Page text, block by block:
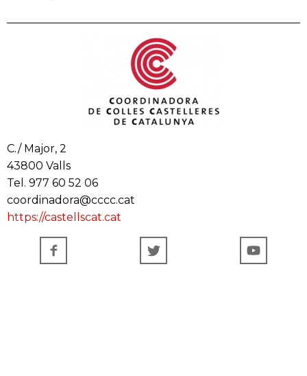
C./ Major, 2
43800 Valls
Tel. 977 60 52 06
coordinadora@cccc.cat
https://castellscat.cat